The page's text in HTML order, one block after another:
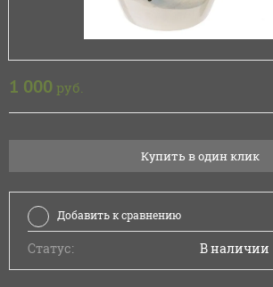
1 000 руб.
Купить в один клик
Добавить к сравнению
Статус: В наличии